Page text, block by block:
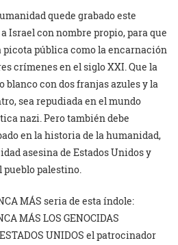
quede grabado este
Israel con nombre propio, para que
picota pública como la encarnación
crímenes en el siglo XXI. Que la
blanco con dos franjas azules y la
sea repudiada en el mundo
nazi. Pero también debe
en la historia de la humanidad,
asesina de Estados Unidos y
pueblo palestino.
MÁS seria de esta índole:
MÁS LOS GENOCIDAS
UNIDOS el patrocinador